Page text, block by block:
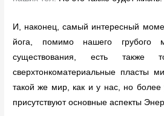
И, наконец, самый интересный
йога, помимо нашего грубого
существования, есть также
сверхтонкоматериальные пласты
такой же мир, как и у нас, но более
присутствуют основные аспекты